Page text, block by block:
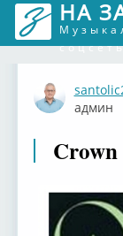
НА
админ
Crown